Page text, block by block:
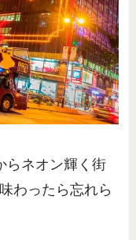
らネオン輝く街
わったら忘れら